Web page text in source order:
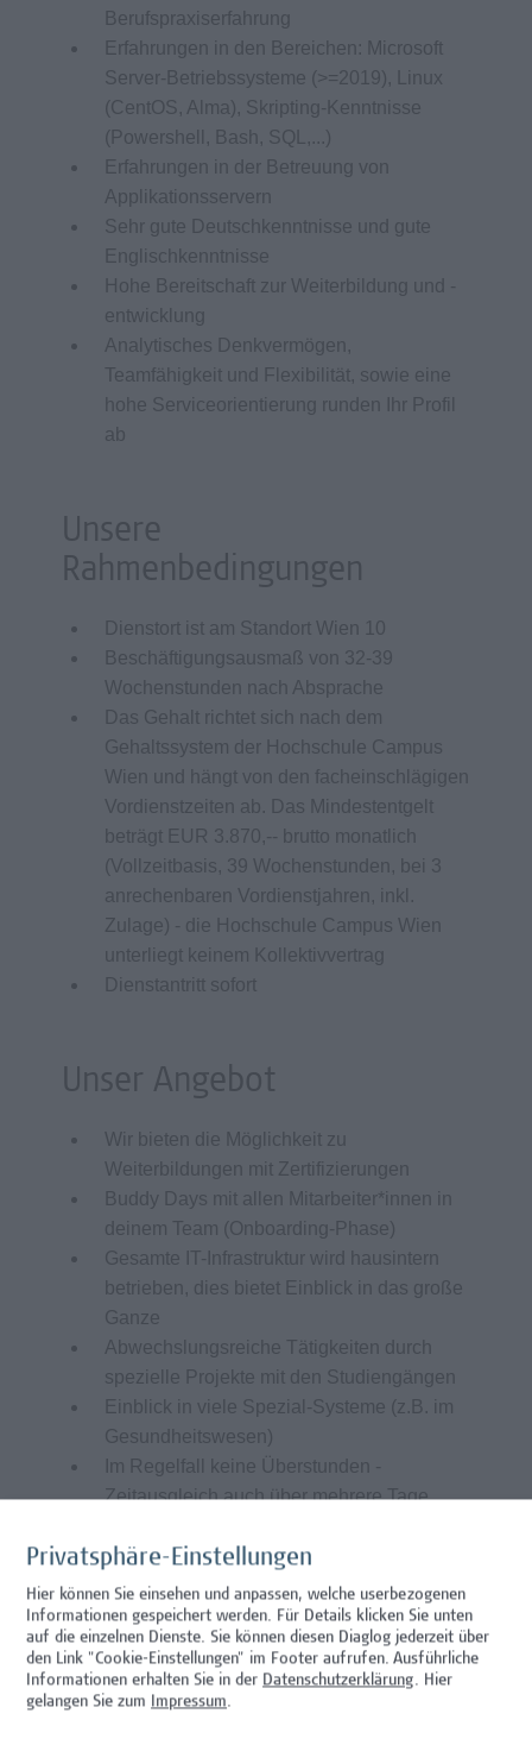
Berufspraxiserfahrung
Erfahrungen in den Bereichen: Microsoft
Server-Betriebssysteme (>=2019), Linux
(CentOS, Alma), Skripting-Kenntnisse
(Powershell, Bash, SQL,...)
Erfahrungen in der Betreuung von
Applikationsservern
Sehr gute Deutschkenntnisse und gute
Englischkenntnisse
Hohe Bereitschaft zur Weiterbildung und -
entwicklung
Analytisches Denkvermögen,
Teamfähigkeit und Flexibilität, sowie eine
hohe Serviceorientierung runden Ihr Profil
ab
Unsere
Rahmenbedingungen
Dienstort ist am Standort Wien 10
Beschäftigungsausmaß von 32-39
Wochenstunden nach Absprache
Das Gehalt richtet sich nach dem
Gehaltssystem der Hochschule Campus
Wien und hängt von den facheinschlägigen
Vordienstzeiten ab. Das Mindestentgelt
beträgt EUR 3.870,-- brutto monatlich
(Vollzeitbasis, 39 Wochenstunden, bei 3
anrechenbaren Vordienstjahren, inkl.
Zulage) - die Hochschule Campus Wien
unterliegt keinem Kollektivvertrag
Dienstantritt sofort
Unser Angebot
Wir bieten die Möglichkeit zu
Weiterbildungen mit Zertifizierungen
Buddy Days mit allen Mitarbeiter*innen in
deinem Team (Onboarding-Phase)
Gesamte IT-Infrastruktur wird hausintern
betrieben, dies bietet Einblick in das große
Ganze
Abwechslungsreiche Tätigkeiten durch
spezielle Projekte mit den Studiengängen
Einblick in viele Spezial-Systeme (z.B. im
Gesundheitswesen)
Im Regelfall keine Überstunden -
Zeitausgleich auch über mehrere Tage
Möglichkeit zu 3 Wochen durchgehendem
Urlaub
Arbeitsplatz im 10. Bezirk ist optimal
öffentlich, mit Auto oder Fahrrad erreichbar
(Garagenplätze vorhanden)
Lebensmittelgutscheine und
Privatsphäre-Einstellungen
Hier können Sie einsehen und anpassen, welche userbezogenen
Informationen gespeichert werden. Für Details klicken Sie unten
auf die einzelnen Dienste. Sie können diesen Diaglog jederzeit über
den Link "Cookie-Einstellungen" im Footer aufrufen. Ausführliche
Informationen erhalten Sie in der Datenschutzerklärung. Hier
gelangen Sie zum Impressum.